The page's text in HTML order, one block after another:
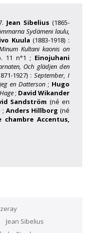
Jean Sibelius (1865-
Sydämeni laulu,
Kuula (1883-1918) :
Kultani kaonis on
11 n°1 ; Einojuhani
Och glädjen den
1927) :September, I
en Datterson ; Hugo
; David Wikander
Sandström (né en
; Anders Hillborg (né
chambre Accentus,
Jean Sibelius